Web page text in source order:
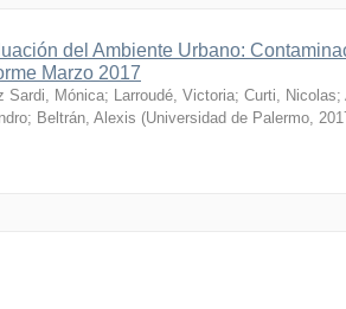
del Ambiente Urbano:
Marzo 2017
Sardi, Mónica; Larroudé, Victoria; Curti, Nicolas;
; Beltrán, Alexis (Universidad de Palermo,